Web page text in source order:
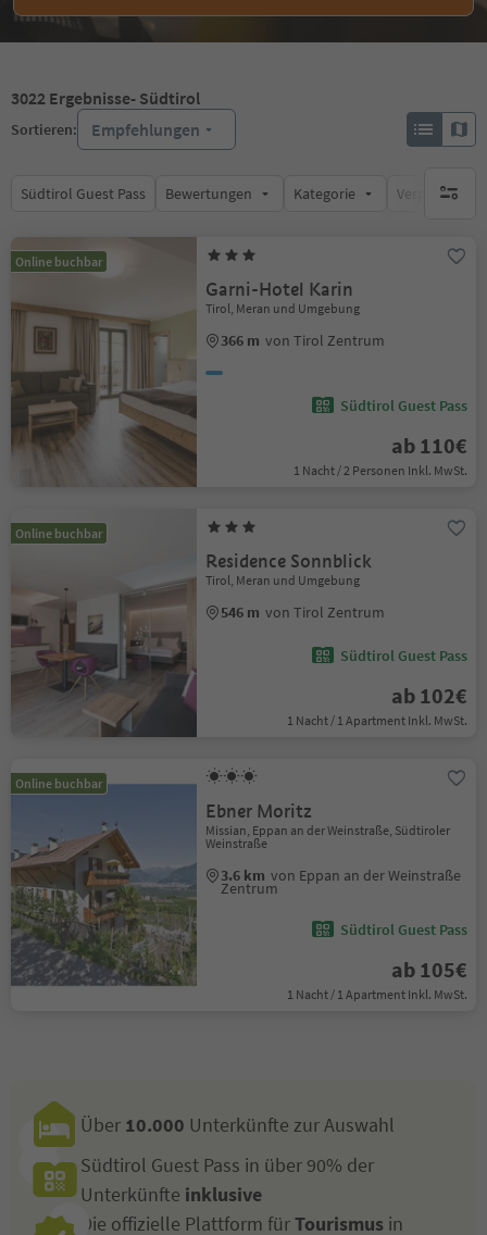
3022 Ergebnisse- Südtirol
Sortieren: Empfehlungen
Südtirol Guest Pass Bewertungen Kategorie keine
Online buchbar
Garni-Hotel Karin
Tirol, Meran und Umgebung
366 m von Tirol Zentrum
Südtirol Guest Pass
ab 110€
1 Nacht / 2 Personen Inkl. MwSt.
Online buchbar
Residence Sonnblick
Tirol, Meran und Umgebung
546 m von Tirol Zentrum
Südtirol Guest Pass
ab 102€
1 Nacht / 1 Apartment Inkl. MwSt.
Online buchbar
Ebner Moritz
Missian, Eppan an der Weinstraße, Südtiroler
Weinstraße
3.6 km von Eppan an der Weinstraße
Zentrum
Südtirol Guest Pass
ab 105€
1 Nacht / 1 Apartment Inkl. MwSt.
Über 10.000 Unterkünfte zur Auswahl
Südtirol Guest Pass in über 90% der
Unterkünfte inklusive
Die offizielle Plattform fürTourismus in